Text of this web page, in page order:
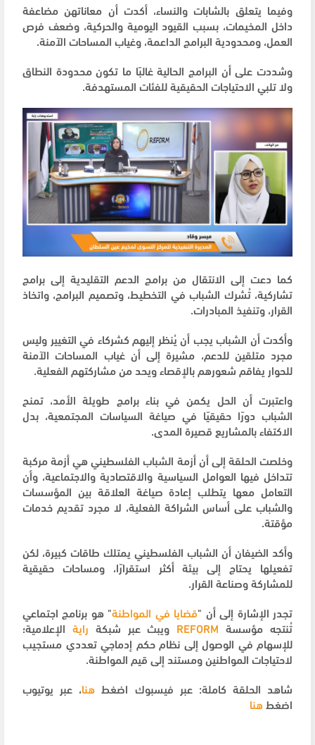
وفيما يتعلق بالشابات والنساء، أكدت أن معاناتهن مضاعفة
داخل المخيمات، بسبب القيود اليومية والحركية، وضعف فرص
العمل، ومحدودية البرامج الداعمة، وغياب المساحات الآمنة.
وشددت على أن البرامج الحالية غالبًا ما تكون محدودة النطاق
ولا تلبي الاحتياجات الحقيقية للفئات المستهدفة.
كما دعت إلى الانتقال من برامج الدعم التقليدية إلى برامج
تشاركية، تُشرك الشباب في التخطيط، وتصميم البرامج، واتخاذ
القرار، وتنفيذ المبادرات.
وأكدت أن الشباب يجب أن يُنظر إليهم كشركاء في التغيير وليس
مجرد متلقين للدعم، مشيرة إلى أن غياب المساحات الآمنة
للحوار يفاقم شعورهم بالإقصاء ويحد من مشاركتهم الفعلية.
واعتبرت أن الحل يكمن في بناء برامج طويلة الأمد، تمنح
الشباب دورًا حقيقيًا في صياغة السياسات المجتمعية، بدل
الاكتفاء بالمشاريع قصيرة المدى.
وخلصت الحلقة إلى أن أزمة الشباب الفلسطيني هي أزمة مركبة
تتداخل فيها العوامل السياسية والاقتصادية والاجتماعية، وأن
التعامل معها يتطلب إعادة صياغة العلاقة بين المؤسسات
والشباب على أساس الشراكة الفعلية، لا مجرد تقديم خدمات
مؤقتة.
وأكد الضيفان أن الشباب الفلسطيني يمتلك طاقات كبيرة، لكن
تفعيلها يحتاج إلى بيئة أكثر استقرارًا، ومساحات حقيقية
للمشاركة وصناعة القرار.
تجدر الإشارة إلى أن "قضايا في المواطنة" هو برنامج اجتماعي
تُنتجه مؤسسة REFORM ويبث عبر شبكة راية الإعلامية؛
للإسهام في الوصول إلى نظام حكم إدماجي تعددي مستجيب
لاحتياجات المواطنين ومستند إلى قيم المواطنة.
شاهد الحلقة كاملة: عبر فيسبوك اضغط هنا، عبر يوتيوب
اضغطهنا